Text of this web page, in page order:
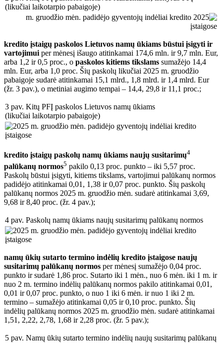
(likučiai laikotarpio pabaigoje)
kredito įstaigų paskolos Lietuvos namų ūkiams būstui įsigyti ir
vartojimuiper mėnesį išaugo atitinkamai 174,6 mln. ir 9,7 mln. Eur,
arba 1,2 ir 0,5 proc., o paskolos kitiems tikslams sumažėjo 14,4
mln. Eur, arba 1,0 proc. Šių paskolų likučiai 2025 m. gruodžio
pabaigoje sudarė atitinkamai 15,1 mlrd., 1,8 mlrd. ir 1,4 mlrd. Eur
(žr. 3 pav.), o metiniai augimo tempai – 14,4, 29,8 ir 11,1 proc.;
3 pav. Kitų PFĮ paskolos Lietuvos namų ūkiams
(likučiai laikotarpio pabaigoje)
kredito įstaigų paskolų namų ūkiams naujų susitarimų4
palūkanų normos5 pakilo 0,13 proc. punkto – iki 5,57 proc.
Paskolų būstui įsigyti, kitiems tikslams, vartojimui palūkanų normos
padidėjo atitinkamai 0,01, 1,38 ir 0,07 proc. punkto. Šių paskolų
palūkanų normos 2025 m. gruodžio mėn. sudarė atitinkamai 3,69,
9,68 ir 8,40 proc. (žr. 4 pav.);
4 pav. Paskolų namų ūkiams naujų susitarimų palūkanų normos
namų ūkių sutarto termino indėlių kredito įstaigose naujų
susitarimų palūkanų normos per mėnesį sumažėjo 0,04 proc.
punkto ir sudarė 1,86 proc. Sutarto iki 1 mėn., nuo 6 mėn. iki 1 m. ir
nuo 2 m. termino indėlių palūkanų normos pakilo atitinkamai 0,01,
0,01 ir 0,07 proc. punkto, o nuo 1 iki 6 mėn. ir nuo 1 iki 2 m.
termino – sumažėjo atitinkamai 0,05 ir 0,10 proc. punkto. Šių
indėlių palūkanų normos 2025 m. gruodžio mėn. sudarė atitinkamai
1,51, 2,22, 2,78, 1,68 ir 2,28 proc. (žr. 5 pav.);
5 pav. Namų ūkių sutarto termino indėlių naujų susitarimų palūkanų